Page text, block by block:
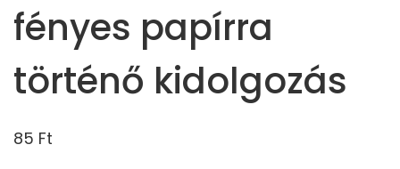
fényes papírra
történő kidolgozás
85 Ft